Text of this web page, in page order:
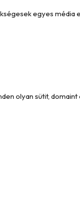
egyes
olyan sütit,